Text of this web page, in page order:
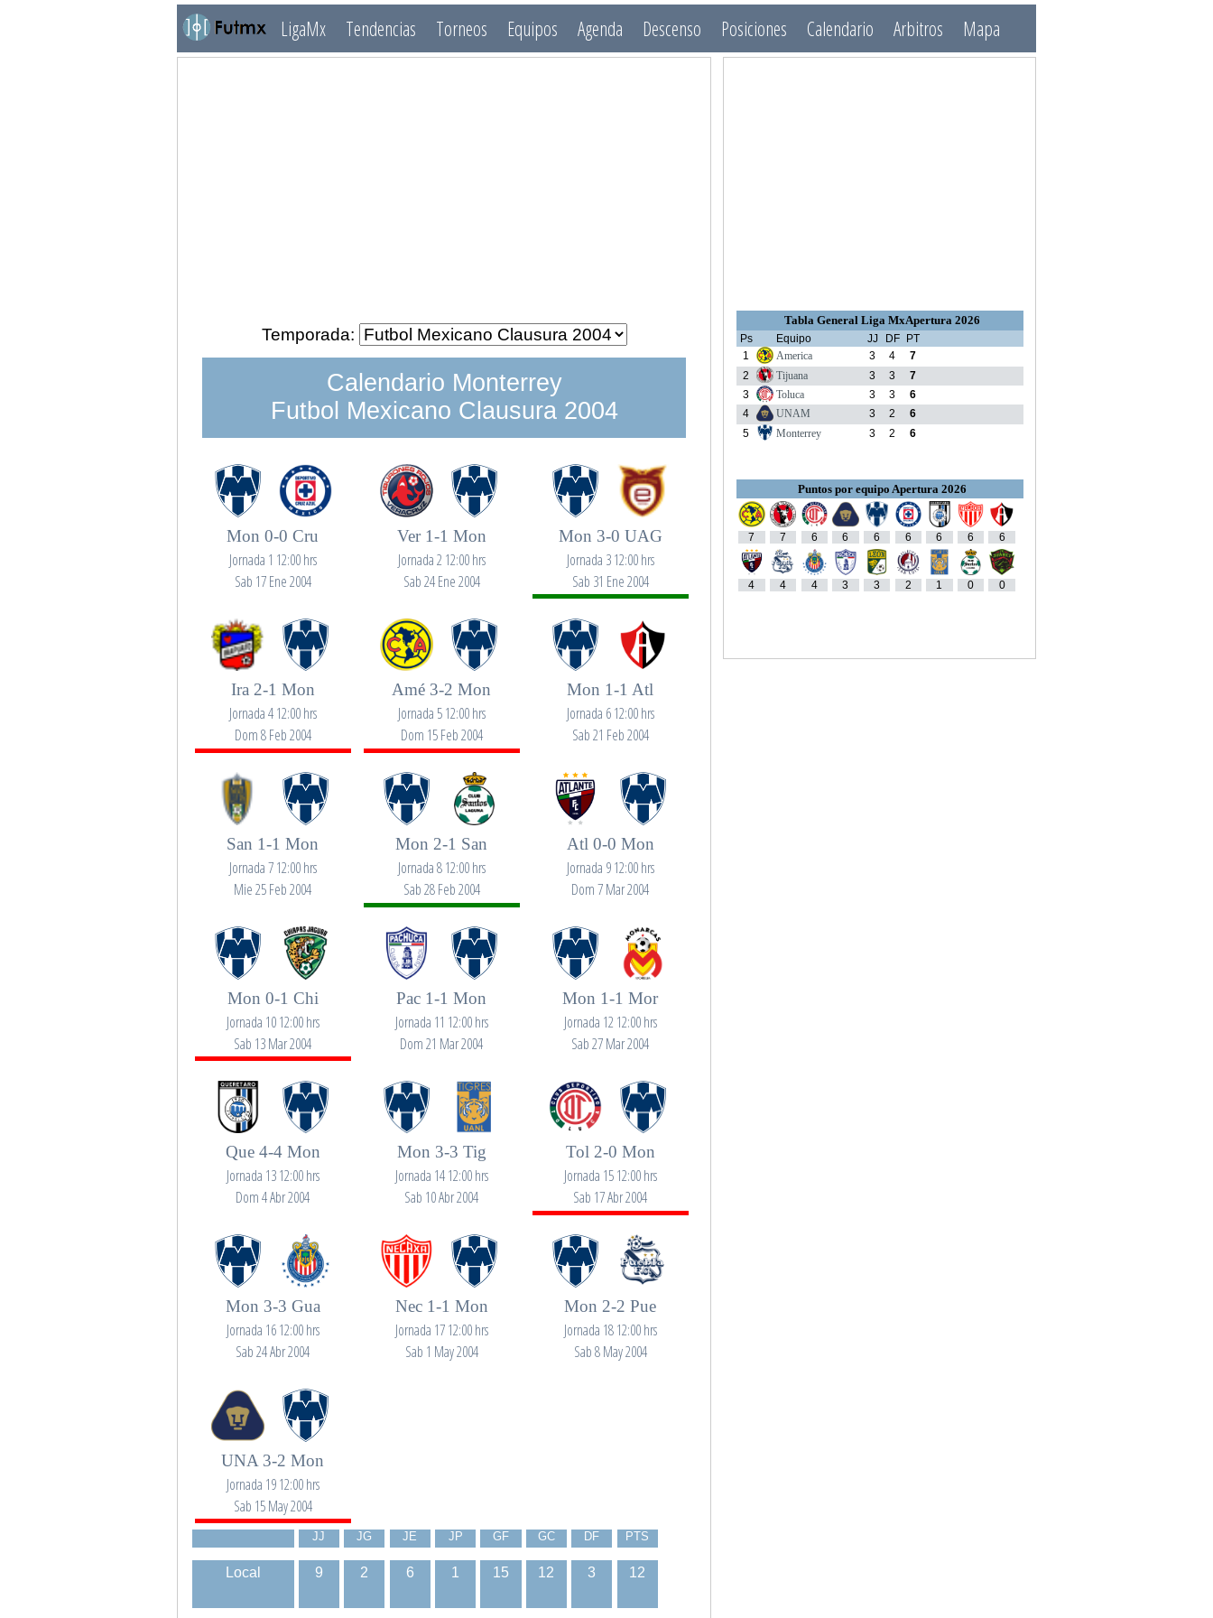
LigaMx Tendencias Torneos Equipos Agenda Descenso Posiciones Calendario Arbitros Mapa
Temporada:
Calendario Monterrey
Futbol Mexicano Clausura 2004
Mon 0-0 Cru
Jornada 1 12:00 hrs
Sab 17 Ene 2004
Ver 1-1 Mon
Jornada 2 12:00 hrs
Sab 24 Ene 2004
Mon 3-0 UAG
Jornada 3 12:00 hrs
Sab 31 Ene 2004
Ira 2-1 Mon
Jornada 4 12:00 hrs
Dom 8 Feb 2004
Amé 3-2 Mon
Jornada 5 12:00 hrs
Dom 15 Feb 2004
Mon 1-1 Atl
Jornada 6 12:00 hrs
Sab 21 Feb 2004
San 1-1 Mon
Jornada 7 12:00 hrs
Mie 25 Feb 2004
Mon 2-1 San
Jornada 8 12:00 hrs
Sab 28 Feb 2004
Atl 0-0 Mon
Jornada 9 12:00 hrs
Dom 7 Mar 2004
Mon 0-1 Chi
Jornada 10 12:00 hrs
Sab 13 Mar 2004
Pac 1-1 Mon
Jornada 11 12:00 hrs
Dom 21 Mar 2004
Mon 1-1 Mor
Jornada 12 12:00 hrs
Sab 27 Mar 2004
Que 4-4 Mon
Jornada 13 12:00 hrs
Dom 4 Abr 2004
Mon 3-3 Tig
Jornada 14 12:00 hrs
Sab 10 Abr 2004
Tol 2-0 Mon
Jornada 15 12:00 hrs
Sab 17 Abr 2004
Mon 3-3 Gua
Jornada 16 12:00 hrs
Sab 24 Abr 2004
Nec 1-1 Mon
Jornada 17 12:00 hrs
Sab 1 May 2004
Mon 2-2 Pue
Jornada 18 12:00 hrs
Sab 8 May 2004
UNA 3-2 Mon
Jornada 19 12:00 hrs
Sab 15 May 2004
JJ JG JE JP GF GC DF PTS
Local 9 2 6 1 15 12 3 12
Tabla General Liga MxApertura 2026
Ps Equipo JJ DF PT
1
America 3 4
7
2
Tijuana 3 3
7
3
Toluca 3 3
6
4
UNAM 3 2
6
5
Monterrey 3 2 6
Puntos por equipo Apertura 2026
7 7 6 6 6 6 6 6 6
4 4 4 3 3 2 1 0 0